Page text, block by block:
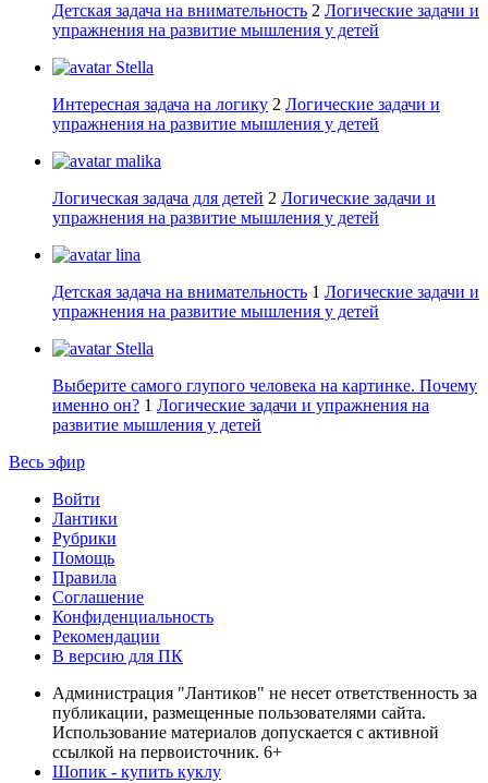
Детская задача на внимательность 2 Логические задачи и
упражнения на развитие мышления у детей
Stella
Интересная задача на логику 2 Логические задачи и
упражнения на развитие мышления у детей
malika
Логическая задача для детей 2 Логические задачи и
упражнения на развитие мышления у детей
lina
Детская задача на внимательность 1 Логические задачи и
упражнения на развитие мышления у детей
Stella
Выберите самого глупого человека на картинке. Почему
именно он? 1 Логические задачи и упражнения на
развитие мышления у детей
Весь эфир
Войти
Лантики
Рубрики
Помощь
Правила
Соглашение
Конфиденциальность
Рекомендации
В версию для ПК
Администрация "Лантиков" не несет ответственность за
публикации, размещенные пользователями сайта.
Использование материалов допускается с активной
ссылкой на первоисточник. 6+
Шопик - купить куклу